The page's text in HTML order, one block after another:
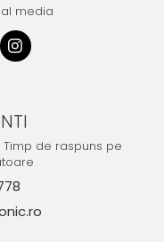
media
Timp de raspuns pe